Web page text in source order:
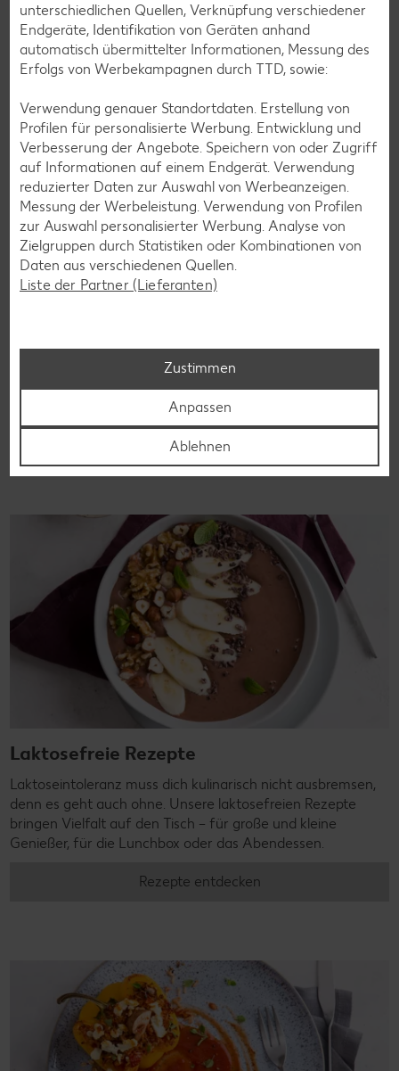
Vielfalt und Geschmack verzichten. Ob süß oder herzhaft –
mit unseren glutenfreien Rezepten zauberst du dir Gerichte,
die nicht nur verträglich, sondern auch richtig lecker sind.
Laktosefreie Rezepte
Laktoseintoleranz muss dich kulinarisch nicht ausbremsen,
denn es geht auch ohne. Unsere laktosefreien Rezepte
bringen Vielfalt auf den Tisch – für große und kleine
Genießer, für die Lunchbox oder das Abendessen.
Rezepte entdecken
unterschiedlichen Quellen, Verknüpfung verschiedener
Endgeräte, Identifikation von Geräten anhand
automatisch übermittelter Informationen, Messung des
Erfolgs von Werbekampagnen durch TTD, sowie:
Verwendung genauer Standortdaten. Erstellung von
Profilen für personalisierte Werbung. Entwicklung und
Verbesserung der Angebote. Speichern von oder Zugriff
auf Informationen auf einem Endgerät. Verwendung
reduzierter Daten zur Auswahl von Werbeanzeigen.
Messung der Werbeleistung. Verwendung von Profilen
zur Auswahl personalisierter Werbung. Analyse von
Zielgruppen durch Statistiken oder Kombinationen von
Daten aus verschiedenen Quellen.
Liste der Partner (Lieferanten)
Zustimmen
Anpassen
Ablehnen